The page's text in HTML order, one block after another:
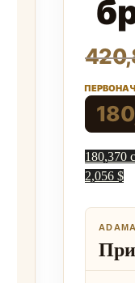
180,370
2,056 $